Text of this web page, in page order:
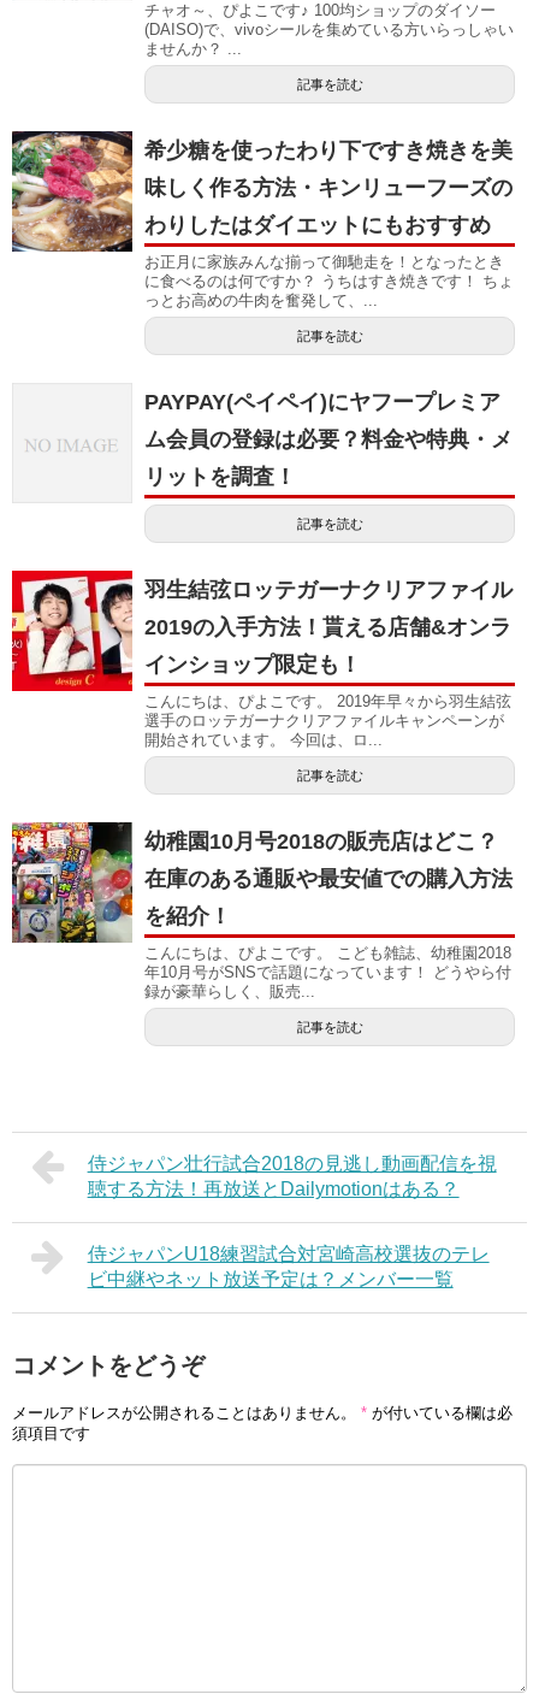
チャオ～、ぴよこです♪ 100均ショップのダイソー
(DAISO)で、vivoシールを集めている方いらっしゃい
ませんか？ ...
記事を読む
希少糖を使ったわり下ですき焼きを美
味しく作る方法・キンリューフーズの
わりしたはダイエットにもおすすめ
お正月に家族みんな揃って御馳走を！となったとき
に食べるのは何ですか？ うちはすき焼きです！ ちょ
っとお高めの牛肉を奮発して、...
記事を読む
PAYPAY(ペイペイ)にヤフープレミア
ム会員の登録は必要？料金や特典・メ
リットを調査！
記事を読む
羽生結弦ロッテガーナクリアファイル
2019の入手方法！貰える店舗&オンラ
インショップ限定も！
こんにちは、ぴよこです。 2019年早々から羽生結弦
選手のロッテガーナクリアファイルキャンペーンが
開始されています。 今回は、ロ...
記事を読む
幼稚園10月号2018の販売店はどこ？
在庫のある通販や最安値での購入方法
を紹介！
こんにちは、ぴよこです。 こども雑誌、幼稚園2018
年10月号がSNSで話題になっています！ どうやら付
録が豪華らしく、販売...
記事を読む
侍ジャパン壮行試合2018の見逃し動画配信を視
聴する方法！再放送とDailymotionはある？
侍ジャパンU18練習試合対宮崎高校選抜のテレ
ビ中継やネット放送予定は？メンバー一覧
コメントをどうぞ
メールアドレスが公開されることはありません。 * が付いている欄は必
須項目です